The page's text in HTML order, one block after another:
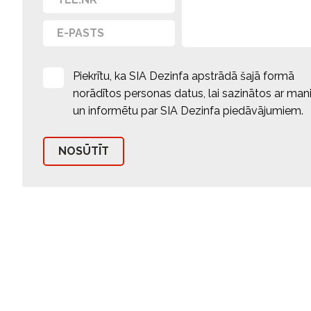
Piekrītu, ka SIA Dezinfa apstrādā šajā formā
norādītos personas datus, lai sazinātos ar mani
un informētu par SIA Dezinfa piedāvājumiem.